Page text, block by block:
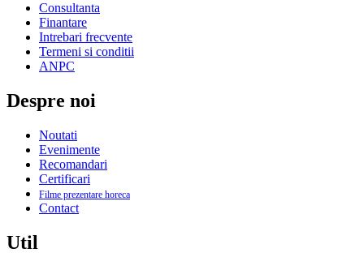
Consultanta
Finantare
Intrebari frecvente
Termeni si conditii
ANPC
Despre noi
Noutati
Evenimente
Recomandari
Certificari
Filme prezentare horeca
Contact
Util